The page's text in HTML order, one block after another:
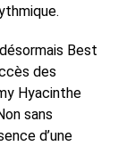
Best
des
Hyacinthe
sans
d’une